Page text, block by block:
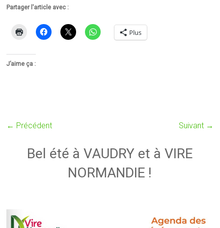
Partager l'article avec :
Plus
J’aime ça :
← Précédent Suivant →
Bel été à VAUDRY et à VIRE
NORMANDIE !